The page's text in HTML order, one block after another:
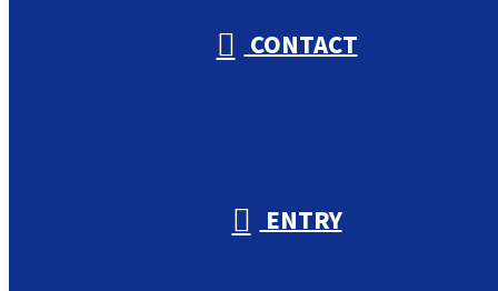
CONTACT
ENTRY